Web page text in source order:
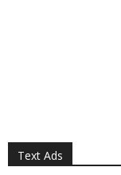
Text Ads